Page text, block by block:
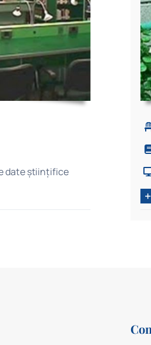
date științifice